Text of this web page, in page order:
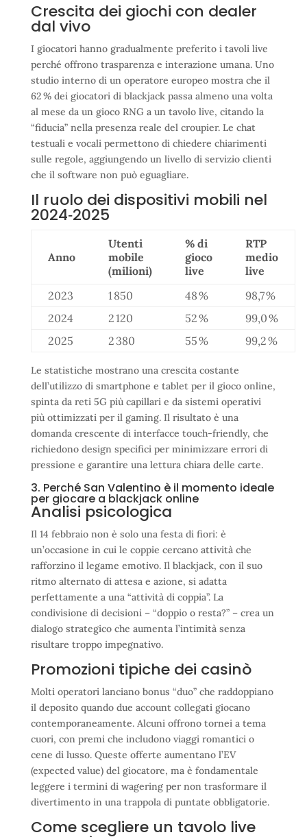
Crescita dei giochi con dealer
dal vivo
I giocatori hanno gradualmente preferito i tavoli live
perché offrono trasparenza e interazione umana. Uno
studio interno di un operatore europeo mostra che il
62 % dei giocatori di blackjack passa almeno una volta
al mese da un gioco RNG a un tavolo live, citando la
“fiducia” nella presenza reale del croupier. Le chat
testuali e vocali permettono di chiedere chiarimenti
sulle regole, aggiungendo un livello di servizio clienti
che il software non può eguagliare.
Il ruolo dei dispositivi mobili nel
2024‑2025
Anno
Utenti
mobile
(milioni)
% di
gioco
live
RTP
medio
live
2023
1 850 48 %
98,7 %
2024
2 120 52 %
99,0 %
2025
2 380 55 % 99,2 %
Le statistiche mostrano una crescita costante
dell’utilizzo di smartphone e tablet per il gioco online,
spinta da reti 5G più capillari e da sistemi operativi
più ottimizzati per il gaming. Il risultato è una
domanda crescente di interfacce touch-friendly, che
richiedono design specifici per minimizzare errori di
pressione e garantire una lettura chiara delle carte.
3. Perché San Valentino è il momento ideale
per giocare a blackjack online
Analisi psicologica
Il 14 febbraio non è solo una festa di fiori: è
un’occasione in cui le coppie cercano attività che
rafforzino il legame emotivo. Il blackjack, con il suo
ritmo alternato di attesa e azione, si adatta
perfettamente a una “attività di coppia”. La
condivisione di decisioni – “doppio o resta?” – crea un
dialogo strategico che aumenta l’intimità senza
risultare troppo impegnativo.
Promozioni tipiche dei casinò
Molti operatori lanciano bonus “duo” che raddoppiano
il deposito quando due account collegati giocano
contemporaneamente. Alcuni offrono tornei a tema
cuori, con premi che includono viaggi romantici o
cene di lusso. Queste offerte aumentano l’EV
(expected value) del giocatore, ma è fondamentale
leggere i termini di wagering per non trasformare il
divertimento in una trappola di puntate obbligatorie.
Come scegliere un tavolo live